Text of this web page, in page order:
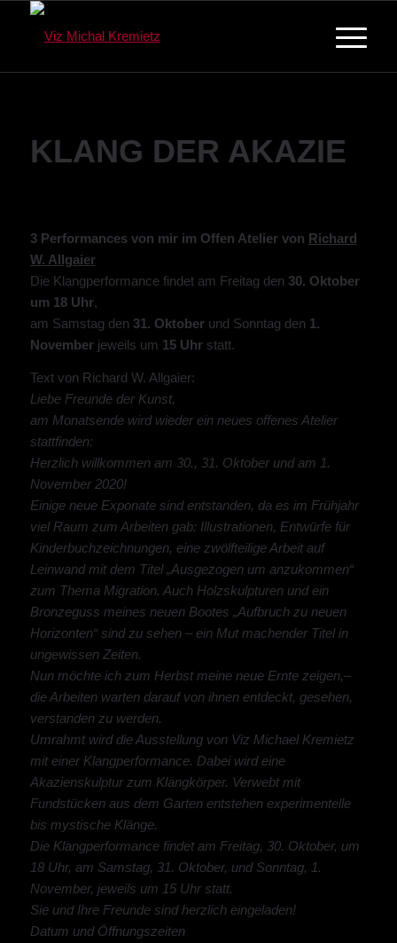
KLANG DER AKAZIE
3 Performances von mir im Offen Atelier von Richard
W. Allgaier
Die Klangperformance findet am Freitag den 30. Oktober
um 18 Uhr,
am Samstag den 31. Oktoberund Sonntag den 1.
Novemberjeweils um 15 Uhrstatt.
Text von Richard W. Allgaier:
Liebe Freunde der Kunst,
am Monatsende wird wieder ein neues offenes Atelier
stattfinden:
Herzlich willkommen am 30., 31. Oktober und am 1.
November 2020!
Einige neue Exponate sind entstanden, da es im Frühjahr
viel Raum zum Arbeiten gab: Illustrationen, Entwürfe für
Kinderbuchzeichnungen, eine zwölfteilige Arbeit auf
Leinwand mit dem Titel „Ausgezogen um anzukommen“
zum Thema Migration. Auch Holzskulpturen und ein
Bronzeguss meines neuen Bootes „Aufbruch zu neuen
Horizonten“ sind zu sehen – ein Mut machender Titel in
ungewissen Zeiten.
Nun möchte ich zum Herbst meine neue Ernte zeigen,–
die Arbeiten warten darauf von ihnen entdeckt, gesehen,
verstanden zu werden.
Umrahmt wird die Ausstellung von Viz Michael Kremietz
mit einer Klangperformance. Dabei wird eine
Akazienskulptur zum Klangkörper. Verwebt mit
Fundstücken aus dem Garten entstehen experimentelle
bis mystische Klänge.
Die Klangperformance findet am Freitag, 30. Oktober, um
18 Uhr, am Samstag, 31. Oktober, und Sonntag, 1.
November, jeweils um 15 Uhr statt.
Sie und Ihre Freunde sind herzlich eingeladen!
Datum und Öffnungszeiten